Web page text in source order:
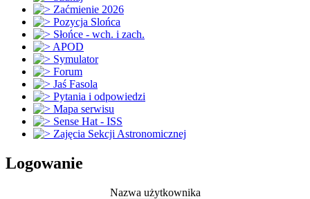
Zaćmienie 2026
Pozycja Slońca
Słońce - wch. i zach.
APOD
Symulator
Forum
Jaś Fasola
Pytania i odpowiedzi
Mapa serwisu
Sense Hat - ISS
Zajęcia Sekcji Astronomicznej
Logowanie
Nazwa użytkownika